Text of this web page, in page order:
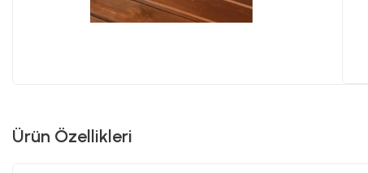
Ürün Özellikleri